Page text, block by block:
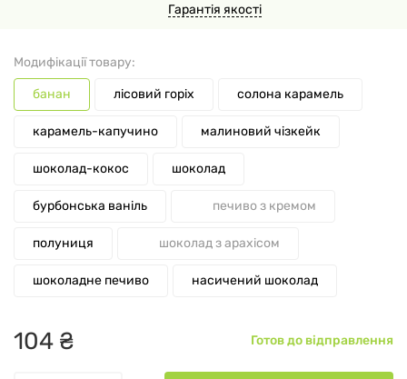
Гарантія якості
Модифікації товару:
банан лісовий горіх солона карамель
карамель-капучино малиновий чізкейк
шоколад-кокос шоколад
бурбонська ваніль печиво з кремом
полуниця шоколад з арахісом
шоколадне печиво насичений шоколад
104 ₴ Готов до відправлення